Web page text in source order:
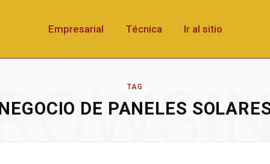
Empresarial Técnica Ir al sitio
TAG
DE PANELES